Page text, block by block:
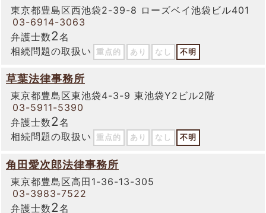
東京都豊島区西池袋2-39-8 ローズベイ池袋ビル401
03-6914-3063
弁護士数2名
相続問題の取扱い
重点的 あり なし 不明
草葉法律事務所
東京都豊島区東池袋4-3-9 東池袋Y2ビル2階
03-5911-5390
弁護士数2名
相続問題の取扱い
重点的 あり なし 不明
角田愛次郎法律事務所
東京都豊島区高田1-36-13-305
03-3983-7522
弁護士数2名